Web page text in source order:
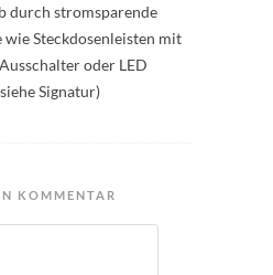
durch stromsparende
wie Steckdosenleisten mit
oder LED
Signatur)
KOMMENTAR